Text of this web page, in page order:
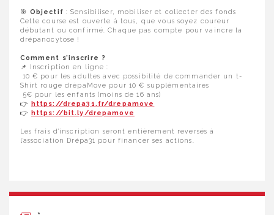
🎯 Objectif : Sensibiliser, mobiliser et collecter des fonds
Cette course est ouverte à tous, que vous soyez coureur
débutant ou confirmé. Chaque pas compte pour vaincre la
drépanocytose !
Comment s’inscrire ?
📌 Inscription en ligne :
10 € pour les adultes avec possibilité de commander un t-
Shirt rouge drépaMove pour 10 € supplémentaires
5€ pour les enfants (moins de 16 ans)
👉
https://drepa31.fr/drepamove
👉
https://bit.ly/drepamove
Les frais d’inscription seront entièrement reversés à
l’association Drépa31 pour financer ses actions.